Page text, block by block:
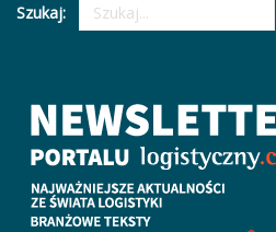
Szukaj: